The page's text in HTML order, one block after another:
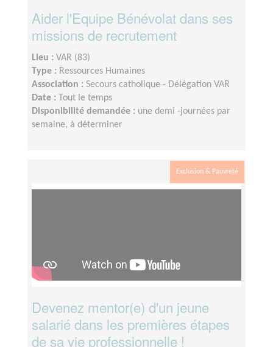
Aider l'Equipe Bénévolat dans ses
missions de recrutement
Lieu : VAR (83)
Type : Ressources Humaines
Association : Secours catholique - Délégation VAR
Date :
Tout le temps
Disponibilité demandée : une demi -journées par
semaine, à déterminer
Exclusion & Pauvreté
Devenez mentor(e) d'un jeune
salarié dans les premières étapes
de sa vie professionnelle !